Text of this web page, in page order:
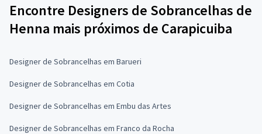
Encontre Designers de Sobrancelhas de
Henna mais próximos de Carapicuiba
Designer de Sobrancelhas em Barueri
Designer de Sobrancelhas em Cotia
Designer de Sobrancelhas em Embu das Artes
Designer de Sobrancelhas em Franco da Rocha